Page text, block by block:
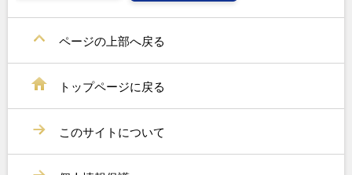
ページの上部へ戻る
トップページに戻る
このサイトについて